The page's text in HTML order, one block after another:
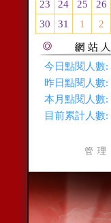
23
24 25 26
30
31 1 2
今日點閱人數:
昨日點閱人數:
本月點閱人數:
目前累計人數:
管 理